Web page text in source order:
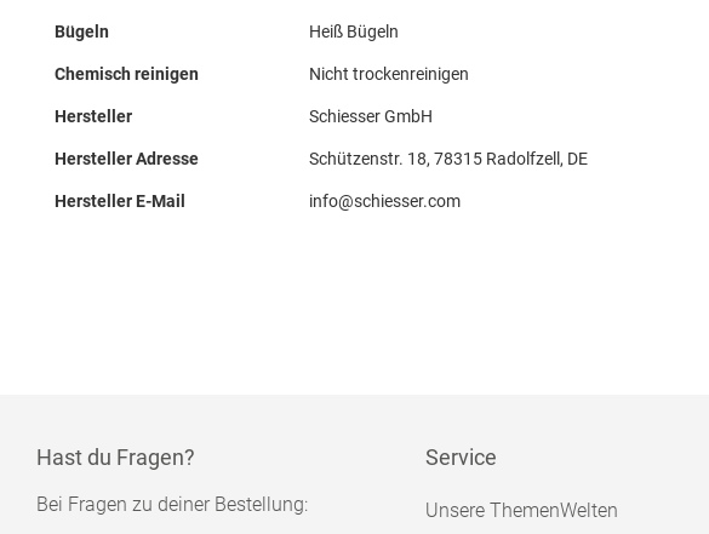
Bügeln Heiß Bügeln
Chemisch reinigen Nicht trockenreinigen
Hersteller Schiesser GmbH
Hersteller Adresse Schützenstr. 18, 78315 Radolfzell, DE
Hersteller E-Mail info@schiesser.com
Hast du Fragen?
Bei Fragen zu deiner Bestellung:
Service
Unsere ThemenWelten